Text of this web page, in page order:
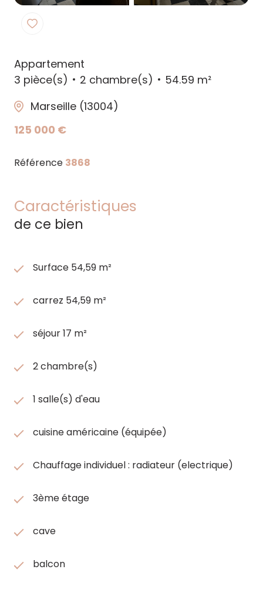
Appartement
3 pièce(s)
2 chambre(s)
54.59 m²
Marseille (13004)
125 000 €
Référence 3868
Caractéristiques
de ce bien
Surface 54,59 m²
carrez 54,59 m²
séjour 17 m²
2 chambre(s)
1 salle(s) d'eau
cuisine américaine (équipée)
Chauffage individuel : radiateur (electrique)
3ème étage
cave
balcon